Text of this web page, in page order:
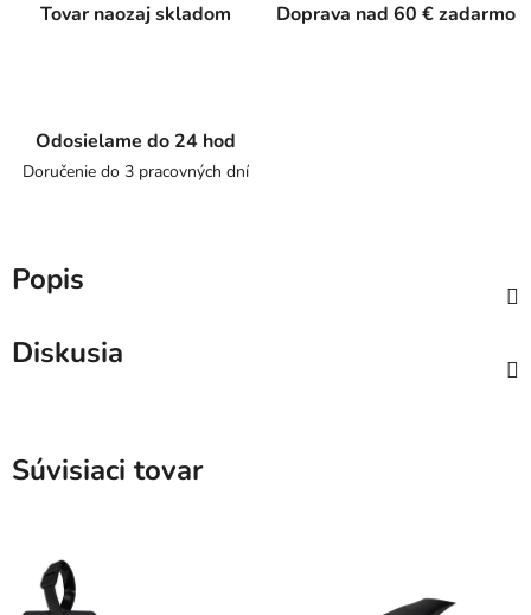
Tovar naozaj skladom Doprava nad 60 € zadarmo
Odosielame do 24 hod
Doručenie do 3 pracovných dní
Popis
Diskusia
Súvisiaci tovar